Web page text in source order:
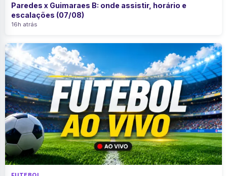
Paredes x Guimaraes B: onde assistir, horário e
escalações (07/08)
16h atrás